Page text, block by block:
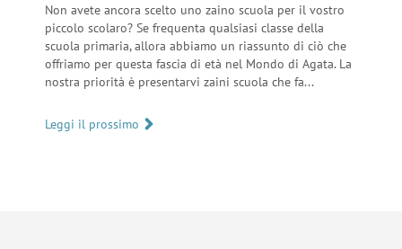
Non avete ancora scelto uno zaino scuola per il vostro
piccolo scolaro? Se frequenta qualsiasi classe della
scuola primaria, allora abbiamo un riassunto di ciò che
offriamo per questa fascia di età nel Mondo di Agata. La
nostra priorità è presentarvi zaini scuola che fa...
Leggi il prossimo